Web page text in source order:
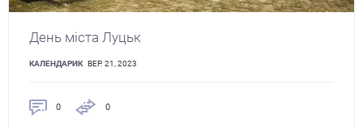
День міста Луцьк
КАЛЕНДАРИК ВЕР. 21, 2023
0 0